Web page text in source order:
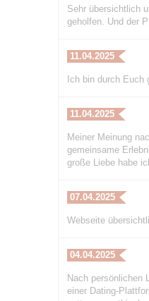
Sehr übersichtlich
geholfen. Und der
11.04.2025
Ich bin durch
11.04.2025
Meiner Meinung
gemeinsame
große Liebe habe
07.04.2025
Webseite
04.04.2025
Nach persönlichen
einer Dating-